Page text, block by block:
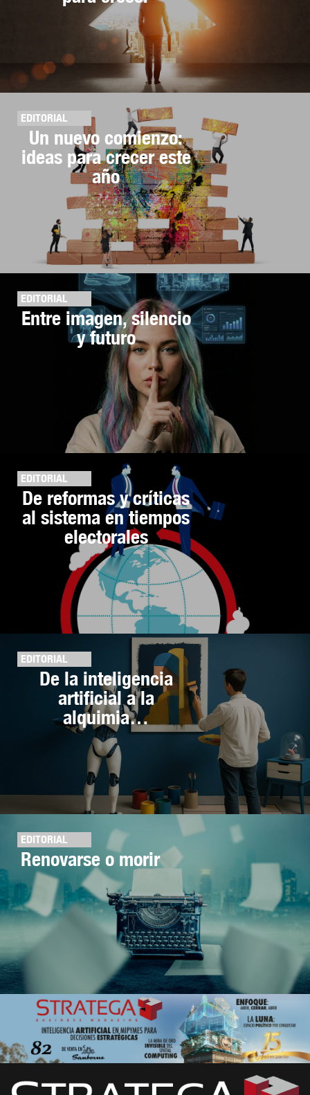
EDITORIAL
Un nuevo comienzo:
ideas para crecer este
año
EDITORIAL
Entre imagen, silencio
y futuro
EDITORIAL
De reformas y críticas
al sistema en tiempos
electorales
EDITORIAL
De la inteligencia
artificial a la
alquimia…
EDITORIAL
Renovarse o morir